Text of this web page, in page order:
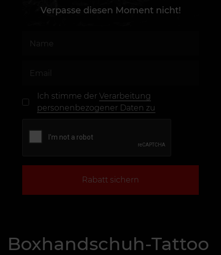
Verpasse diesen Moment nicht!
Ich stimme der Verarbeitung
personenbezogener Daten zu
Rabatt sichern
Boxhandschuh-Tattoo